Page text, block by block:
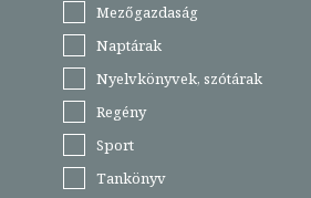
Mezőgazdaság
Naptárak
Nyelvkönyvek, szótárak
Regény
Sport
Tankönyv